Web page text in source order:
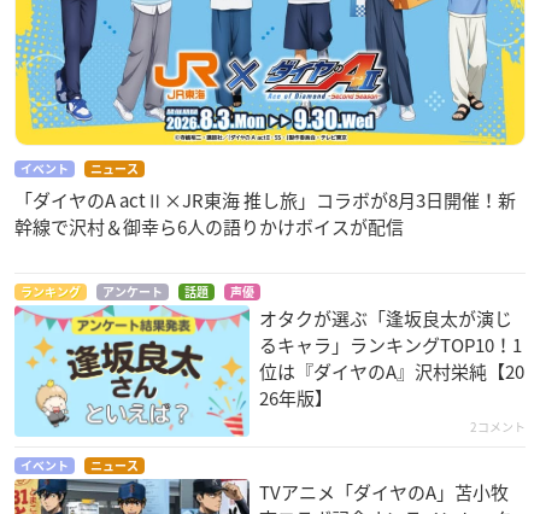
イベント ニュース
「ダイヤのA actⅡ×JR東海 推し旅」コラボが8月3日開催！新
幹線で沢村＆御幸ら6人の語りかけボイスが配信
ランキング アンケート 話題 声優
オタクが選ぶ「逢坂良太が演じ
るキャラ」ランキングTOP10！1
位は『ダイヤのA』沢村栄純【20
26年版】
2コメント
イベント ニュース
TVアニメ「ダイヤのA」苫小牧